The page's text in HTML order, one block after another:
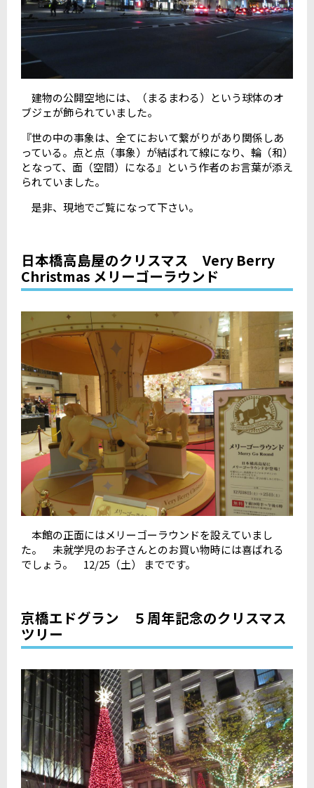
建物の公開空地には、（まるまわる）という球体のオ
ブジェが飾られていました。
『世の中の事象は、全てにおいて繋がりがあり関係しあ
っている。点と点（事象）が結ばれて線になり、輪（和）
となって、面（空間）になる』という作者のお言葉が添え
られていました。
是非、現地でご覧になって下さい。
日本橋高島屋のクリスマス Very Berry
Christmas メリーゴーラウンド
本館の正面にはメリーゴーラウンドを設えていまし
た。 未就学児のお子さんとのお買い物時には喜ばれる
でしょう。 12/25（土） までです。
京橋エドグラン ５周年記念のクリスマス
ツリー